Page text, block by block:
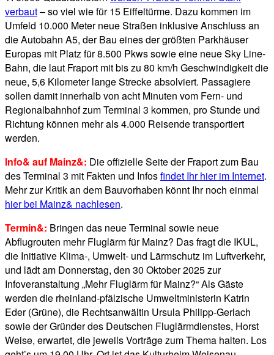
verbaut– so viel wie für 15 Eiffeltürme. Dazu kommen im
Umfeld 10.000 Meter neue Straßen inklusive Anschluss an
die Autobahn A5, der Bau eines der größten Parkhäuser
Europas mit Platz für 8.500 Pkws sowie eine neue Sky Line-
Bahn, die laut Fraport mit bis zu 80 km/h Geschwindigkeit die
neue, 5,6 Kilometer lange Strecke absolviert. Passagiere
sollen damit innerhalb von acht Minuten vom Fern- und
Regionalbahnhof zum Terminal 3 kommen, pro Stunde und
Richtung können mehr als 4.000 Reisende transportiert
werden.
Info& auf Mainz&: Die offizielle Seite der Fraport zum Bau
des Terminal 3 mit Fakten und Infosfindet Ihr hier im Internet.
Mehr zur Kritik an dem Bauvorhaben könnt Ihr noch einmal
hier bei Mainz& nachlesen.
Termin&: Bringen das neue Terminal sowie neue
Abflugrouten mehr Fluglärm für Mainz? Das fragt die IKUL,
die Initiative Klima-, Umwelt- und Lärmschutz im Luftverkehr,
und lädt am Donnerstag, den 30 Oktober 2025 zur
Infoveranstaltung „Mehr Fluglärm für Mainz?“ Als Gäste
werden die rheinland-pfälzische Umweltministerin Katrin
Eder (Grüne), die Rechtsanwältin Ursula Philipp-Gerlach
sowie der Gründer des Deutschen Fluglärmdienstes, Horst
Weise, erwartet, die jeweils Vorträge zum Thema halten. Los